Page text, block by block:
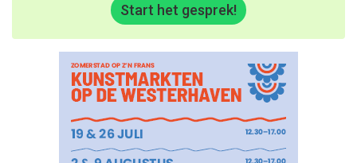
Start het gesprek!